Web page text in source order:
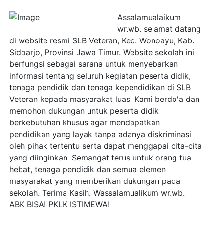
Assalamualaikum
wr.wb. selamat datang
di website resmi SLB Veteran, Kec. Wonoayu, Kab.
Sidoarjo, Provinsi Jawa Timur. Website sekolah ini
berfungsi sebagai sarana untuk menyebarkan
informasi tentang seluruh kegiatan peserta didik,
tenaga pendidik dan tenaga kependidikan di SLB
Veteran kepada masyarakat luas. Kami berdo'a dan
memohon dukungan untuk peserta didik
berkebutuhan khusus agar mendapatkan
pendidikan yang layak tanpa adanya diskriminasi
oleh pihak tertentu serta dapat menggapai cita-cita
yang diinginkan. Semangat terus untuk orang tua
hebat, tenaga pendidik dan semua elemen
masyarakat yang memberikan dukungan pada
sekolah. Terima Kasih. Wassalamualikum wr.wb.
ABK BISA! PKLK ISTIMEWA!